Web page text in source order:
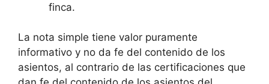
finca.
La nota simple tiene valor puramente
informativo y no da fe del contenido de los
asientos, al contrario de las certificaciones que